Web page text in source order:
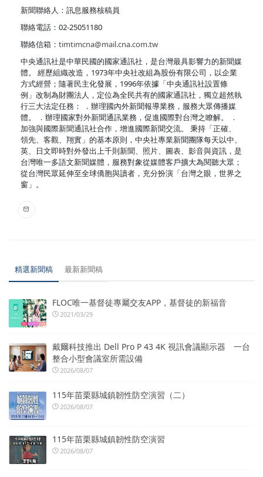
新聞聯絡人：訊息服務核稿員
聯絡電話：02-25051180
聯絡信箱： timtimcna@mail.cna.com.tw
中央通訊社是中華民國的國家通訊社，是台灣最具影響力的新聞媒
體。 經歷組織改造，1973年中央社改組為股份有限公司，以企業
方式經營；隨著民主化發展，1996年依據「中央通訊社設置條
例」改制為財團法人，定位為全民共有的國家通訊社，獨立超然執
行三大法定任務： ．辦理國內外新聞報導業務，服務大眾傳播媒
體。 ．辦理國家對外新聞通訊業務，促進國際對台灣之瞭解。 ．
加強與國際新聞通訊社合作，增進國際新聞交流。 秉持「正確、
領先、客觀、翔實」的基本原則，中央社專業新聞團隊每天以中、
英、日文即時對外發出上千則新聞、照片、圖表、影音與資訊，是
台灣唯一多語文新聞媒體，服務對象從媒體客戶擴大為閱聽大眾；
從台灣民眾延伸至全球僑胞與讀者，充分扮演「台灣之眼，世界之
窗」。
精選新聞稿 最新新聞稿
FLOC唯一基督徒專屬交友APP，基督徒的新福音
2021/03/29
戴爾科技推出 Dell Pro P 43 4K 視訊會議顯示器 一台
整合小型會議室所需設備
2026/08/07
115年苗栗縣城鎮韌性防空演習（二）
2026/08/07
115年苗栗縣城鎮韌性防空演習
2026/08/07